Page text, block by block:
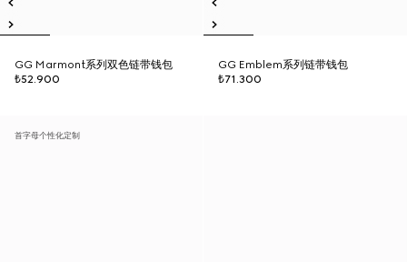
GG Marmont系列双色链带钱包
₺52.900
GG Emblem系列链带钱包
₺71.300
首字母个性化定制